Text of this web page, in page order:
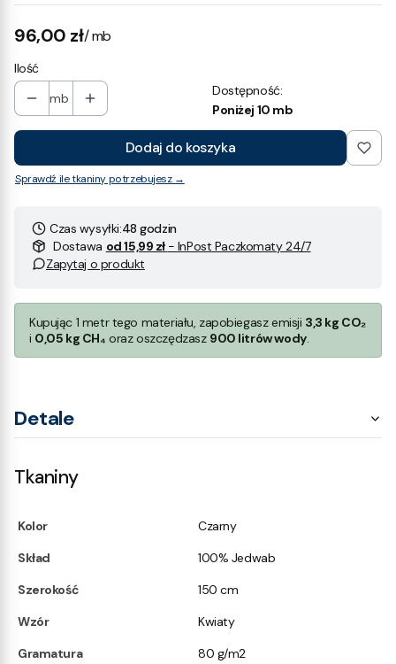
Cena
96,00 zł/ mb
Ilość
mb
Dostępność:
Poniżej 10 mb
Dodaj do koszyka
Sprawdź ile tkaniny potrzebujesz →
Czas wysyłki:48 godzin
Dostawa od 15,99 zł - InPost Paczkomaty 24/7
Zapytaj o produkt
Kupując 1 metr tego materiału, zapobiegasz emisji 3,3 kg CO₂
i 0,05 kg CH₄ oraz oszczędzasz 900 litrów wody.
Detale
Tkaniny
Kolor
Czarny
Skład
100% Jedwab
Szerokość
150 cm
Wzór
Kwiaty
Gramatura
80 g/m2